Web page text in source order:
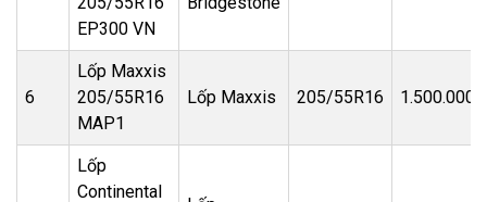
EP300 VN
6
Lốp Maxxis
205/55R16
MAP1
Lốp Maxxis 205/55R16 1.500.000đ
Lốp
Continental